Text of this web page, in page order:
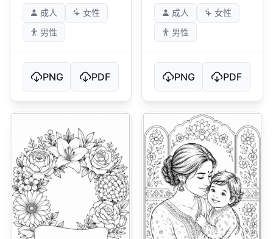
成人
女性
男性
PNG PDF
成人
女性
男性
PNG PDF